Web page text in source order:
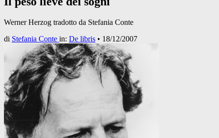
Werner Herzog tradotto da Stefania Conte
di Stefania Conte in: De libris • 18/12/2007